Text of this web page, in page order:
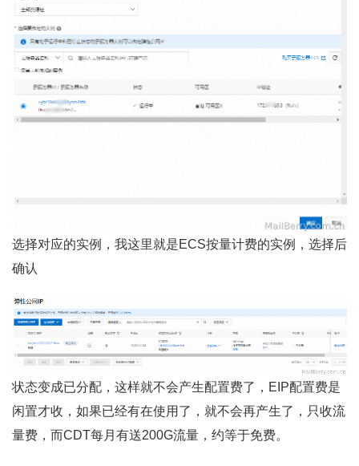
选择对应的实例，我这里就是ECS按量计费的实例，选择后
确认
状态变成已分配，这样就不会产生配置费了，EIP配置费是
闲置才收，如果已经有在使用了，就不会再产生了，只收流
量费，而CDT每月有送200G流量，约等于免费。